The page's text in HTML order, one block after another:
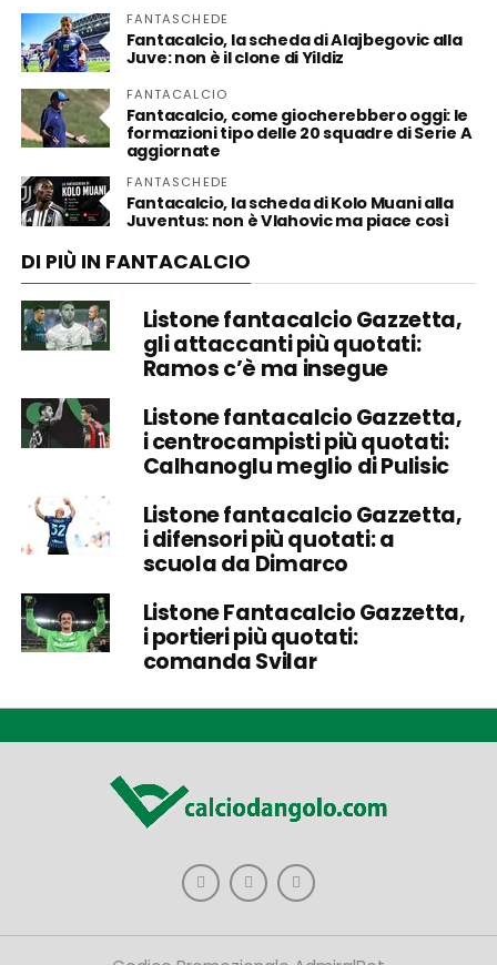
FANTASCHEDE
Fantacalcio, la scheda di Alajbegovic alla
Juve: non è il clone di Yildiz
FANTACALCIO
Fantacalcio, come giocherebbero oggi: le
formazioni tipo delle 20 squadre di Serie A
aggiornate
FANTASCHEDE
Fantacalcio, la scheda di Kolo Muani alla
Juventus: non è Vlahovic ma piace così
DI PIÙ IN FANTACALCIO
Listone fantacalcio Gazzetta,
gli attaccanti più quotati:
Ramos c’è ma insegue
Listone fantacalcio Gazzetta,
i centrocampisti più quotati:
Calhanoglu meglio di Pulisic
Listone fantacalcio Gazzetta,
i difensori più quotati: a
scuola da Dimarco
Listone Fantacalcio Gazzetta,
i portieri più quotati:
comanda Svilar